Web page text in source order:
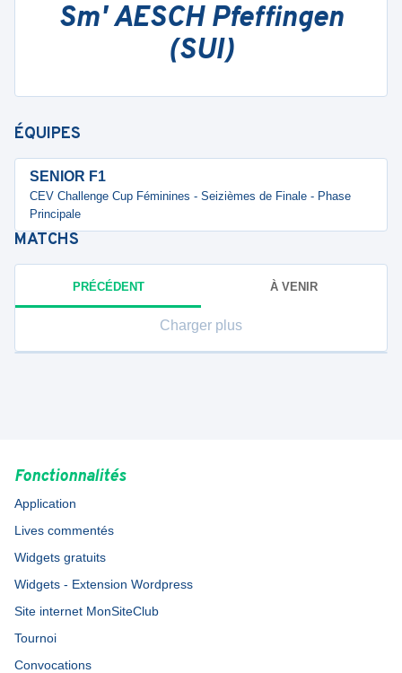
Sm' AESCH Pfeffingen
(SUI)
ÉQUIPES
SENIOR F1
CEV Challenge Cup Féminines - Seizièmes de Finale - Phase
Principale
MATCHS
PRÉCÉDENT À VENIR
Charger plus
Fonctionnalités
Application
Lives commentés
Widgets gratuits
Widgets - Extension Wordpress
Site internet MonSiteClub
Tournoi
Convocations